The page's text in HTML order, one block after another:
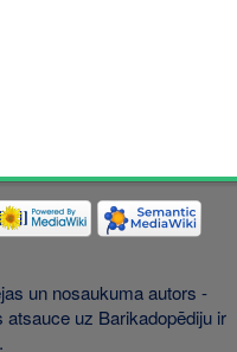
un nosaukuma autors -
uz Barikadopēdiju ir